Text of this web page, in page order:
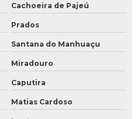
Cachoeira de Pajeú
Prados
Santana do Manhuaçu
Miradouro
Caputira
Matias Cardoso